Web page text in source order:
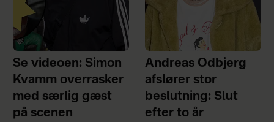
Se videoen: Simon
Kvamm overrasker
med særlig gæst
på scenen
Andreas Odbjerg
afslører stor
beslutning: Slut
efter to år